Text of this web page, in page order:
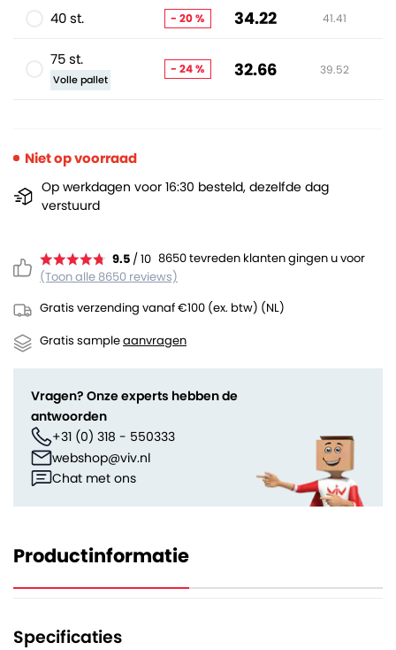
9.5 / 10 8650 tevreden klanten gingen u voor
(Toon alle 8650 reviews)
Gratis verzending vanaf €100 (ex. btw) (NL)
Gratis sampleaanvragen
40 st. - 20 % 34.22 41.41
75 st.
Volle pallet
- 24 % 32.66 39.52
Niet op voorraad
Op werkdagen voor 16:30 besteld, dezelfde dag
verstuurd
Vragen? Onze experts hebben de
antwoorden
+31 (0) 318 - 550333
webshop@viv.nl
Chat met ons
Productinformatie
Specificaties